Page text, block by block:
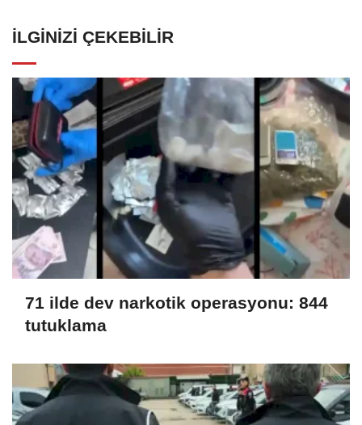
İLGINIZI ÇEKEBILIR
71 ilde dev narkotik operasyonu: 844
tutuklama